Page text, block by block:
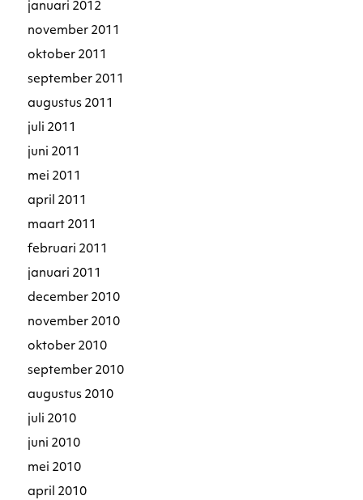
januari 2012
november 2011
oktober 2011
september 2011
augustus 2011
juli 2011
juni 2011
mei 2011
april 2011
maart 2011
februari 2011
januari 2011
december 2010
november 2010
oktober 2010
september 2010
augustus 2010
juli 2010
juni 2010
mei 2010
april 2010